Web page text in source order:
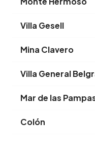
Villa Gesell
Mina Clavero
Villa General
Mar de las
Colón